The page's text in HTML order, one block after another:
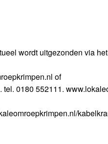
wordt uitgezonden via
of
0180 552111.